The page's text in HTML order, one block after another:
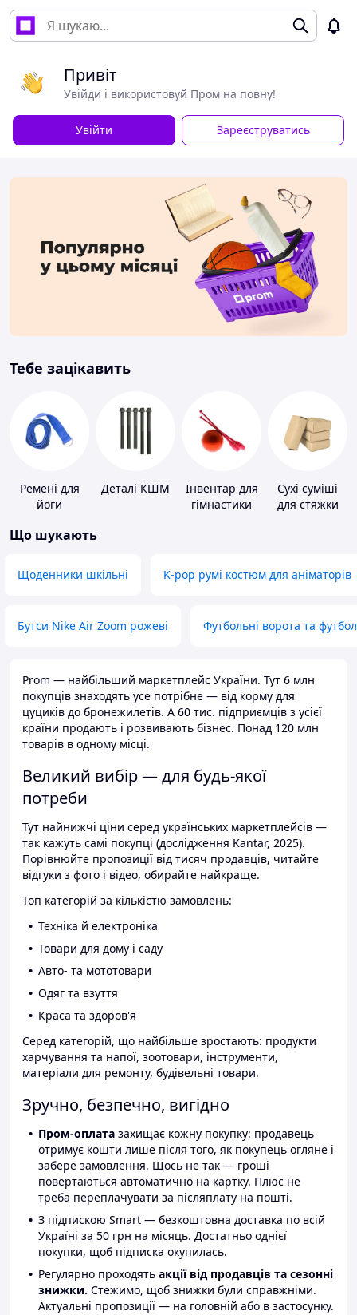
Привіт
Увійди і використовуй Пром на повну!
Увійти Зареєструватись
Тебе зацікавить
Ремені для
йоги
Деталі КШМ
Інвентар для
гімнастики
Сухі суміші
для стяжки
Що шукають
Щоденники шкільні K-pop румі костюм для аніматорів
Бутси Nike Air Zoom рожеві Футбольні ворота та
Prom — найбільший маркетплейс України. Тут 6 млн
покупців знаходять усе потрібне — від корму для
цуциків до бронежилетів. А 60 тис. підприємців з усієї
країни продають і розвивають бізнес. Понад 120 млн
товарів в одному місці.
Великий вибір — для будь-якої
потреби
Тут найнижчі ціни серед українських маркетплейсів —
так кажуть самі покупці (дослідження Kantar, 2025).
Порівнюйте пропозиції від тисяч продавців, читайте
відгуки з фото і відео, обирайте найкраще.
Топ категорій за кількістю замовлень:
Техніка й електроніка
Товари для дому і саду
Авто- та мототовари
Одяг та взуття
Краса та здоров'я
Серед категорій, що найбільше зростають: продукти
харчування та напої, зоотовари, інструменти,
матеріали для ремонту, будівельні товари.
Зручно, безпечно, вигідно
Пром-оплата захищає кожну покупку: продавець
отримує кошти лише після того, як покупець огляне і
забере замовлення. Щось не так — гроші
повертаються автоматично на картку. Плюс не
треба переплачувати за післяплату на пошті.
З підпискою Smart — безкоштовна доставка по всій
Україні за 50 грн на місяць. Достатньо однієї
покупки, щоб підписка окупилась.
Регулярно проходять акції від продавців та сезонні
знижки. Стежимо, щоб знижки були справжніми.
Актуальні пропозиції — на головній або в застосунку.